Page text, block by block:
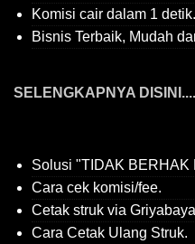
Komisi cair dalam 1 detik.
Bisnis Terbaik, Mudah
SELENGKAPNYA DISINI....
Solusi "TIDAK BERHAK
Cara cek komisi/fee.
Cetak struk via
Cara Cetak Ulang Struk.